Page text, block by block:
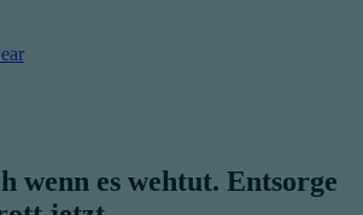
wenn es wehtut. Entsorge